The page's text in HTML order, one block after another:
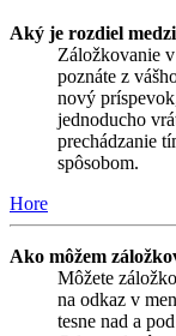
Aký je rozdiel
Záložkovanie
poznáte z
nový
jednoducho
prechádzanie
spôsobom.
Hore
Ako môžem
Môžete
na odkaz v
tesne nad a